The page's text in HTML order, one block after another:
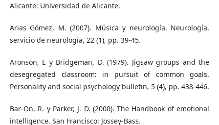
Alicante: Universidad de Alicante.
Arias Gómez, M. (2007). Música y neurología. Neurología,
servicio de neurología, 22 (1), pp. 39-45.
Aronson, E y Bridgeman, D. (1979). Jigsaw groups and the
desegregated classroom: in pursuit of common goals.
Personality and social psychology bulletin, 5 (4), pp. 438-446.
Bar-On, R. y Parker, J. D. (2000). The Handbook of emotional
intelligence. San Francisco: Jossey-Bass.